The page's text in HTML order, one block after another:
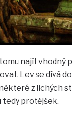
najít vhodný
Lev se dívá
z lichých
tedy protějšek.